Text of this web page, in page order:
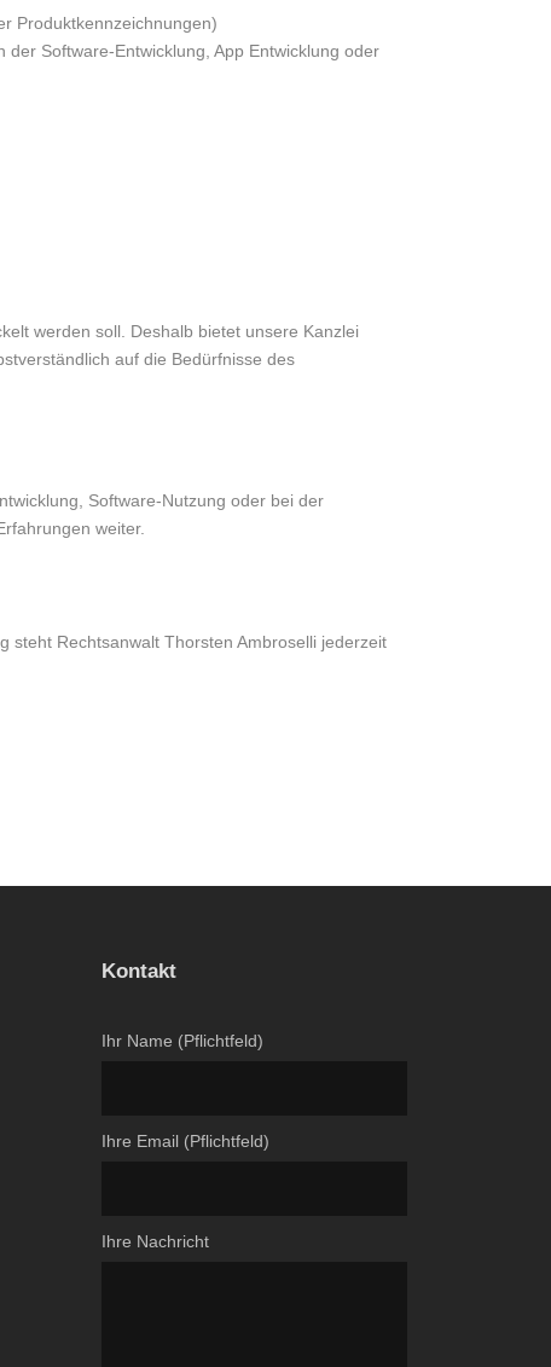
Produktkennzeichnungen)
Software-Entwicklung, App Entwicklung oder
werden soll. Deshalb bietet unsere Kanzlei
auf die Bedürfnisse des
Software-Nutzung oder bei der
weiter.
steht Rechtsanwalt Thorsten Ambroselli jederzeit
Kontakt
Ihr Name (Pflichtfeld)
Ihre Email (Pflichtfeld)
Ihre Nachricht